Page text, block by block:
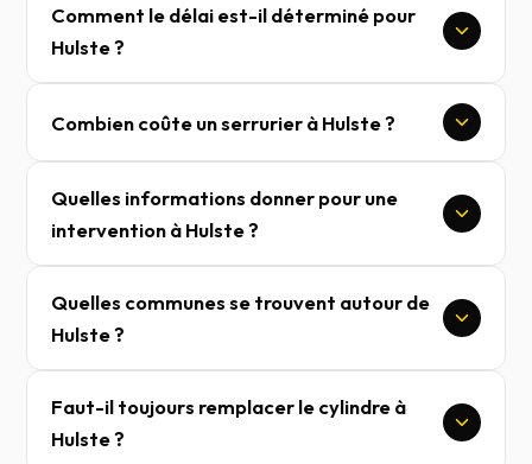
Comment le délai est-il déterminé pour
Hulste ?
Combien coûte un serrurier à Hulste ?
Quelles informations donner pour une
intervention à Hulste ?
Quelles communes se trouvent autour de
Hulste ?
Faut-il toujours remplacer le cylindre à
Hulste ?